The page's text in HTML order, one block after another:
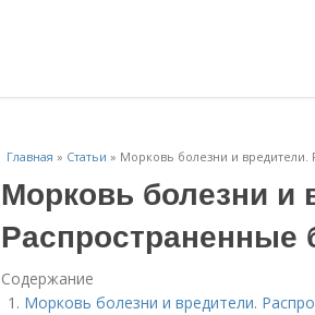
Главная » Статьи » Морковь болезни и
Морковь болезни и
Распространенные
Содержание
Морковь болезни и вредители.